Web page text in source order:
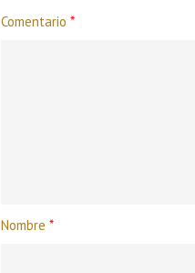
Comentario *
Nombre *